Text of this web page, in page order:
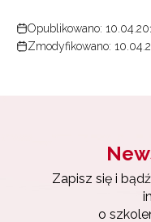
Opublikowano:
Zmodyfikowano:
Zapisz się i
o